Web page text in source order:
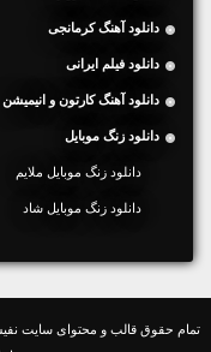
دانلود آهنگ کرمانجی
دانلود فیلم ایرانی
دانلود آهنگ کارتون و انیمیشن
دانلود زنگ موبایل
دانلود زنگ موبایل ملایم
دانلود زنگ موبایل شاد
تمام حقوق قالب و محتوای سایت